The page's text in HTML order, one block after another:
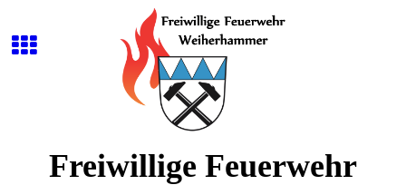
Freiwillige Feuerwehr